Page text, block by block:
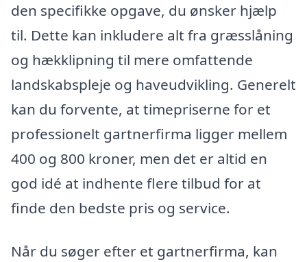
den specifikke opgave, du ønsker hjælp
til. Dette kan inkludere alt fra græsslåning
og hækklipning til mere omfattende
landskabspleje og haveudvikling. Generelt
kan du forvente, at timepriserne for et
professionelt gartnerfirma ligger mellem
400 og 800 kroner, men det er altid en
god idé at indhente flere tilbud for at
finde den bedste pris og service.
Når du søger efter et gartnerfirma, kan